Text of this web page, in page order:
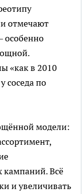
отмечают
особенно
«как в 2010
соседа по
модели:
кампаний. Всё
и увеличивать